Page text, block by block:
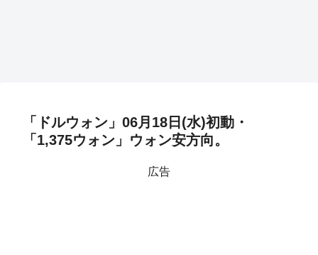
「ドルウォン」06月18日(水)初動・
「1,375ウォン」ウォン安方向。
広告